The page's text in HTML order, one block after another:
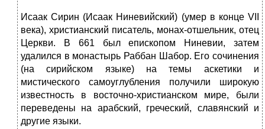
Исаак Сирин (Исаак Ниневийский) (умер в конце VII
века), христианский писатель, монах-отшельник, отец
Церкви. В 661 был епископом Ниневии, затем
удалился в монастырь Раббан Шабор. Его сочинения
(на сирийском языке) на темы аскетики и
мистического самоуглубления получили широкую
известность в восточно-христианском мире, были
переведены на арабский, греческий, славянский и
другие языки.